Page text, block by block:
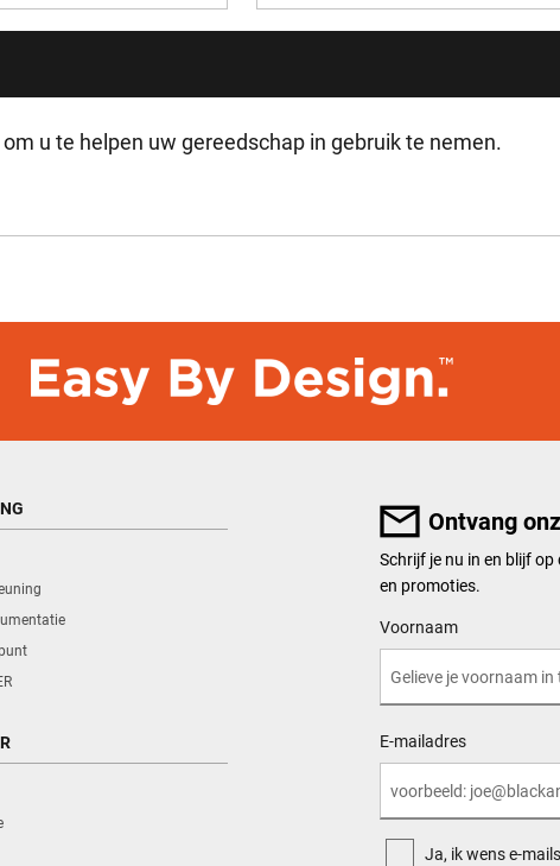
u te helpen uw gereedschap in gebruik te nemen.
Ontvang
Schrijf je nu in en blijf
en promoties.
User Details
Voornaam
E-mailadres
Ja, ik wens e-